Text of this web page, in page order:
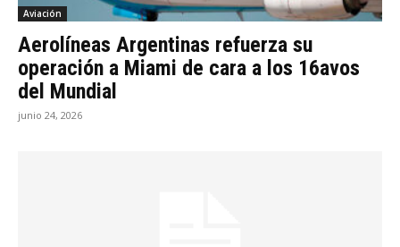
Aviación
Aerolíneas Argentinas refuerza su
operación a Miami de cara a los 16avos
del Mundial
junio 24, 2026